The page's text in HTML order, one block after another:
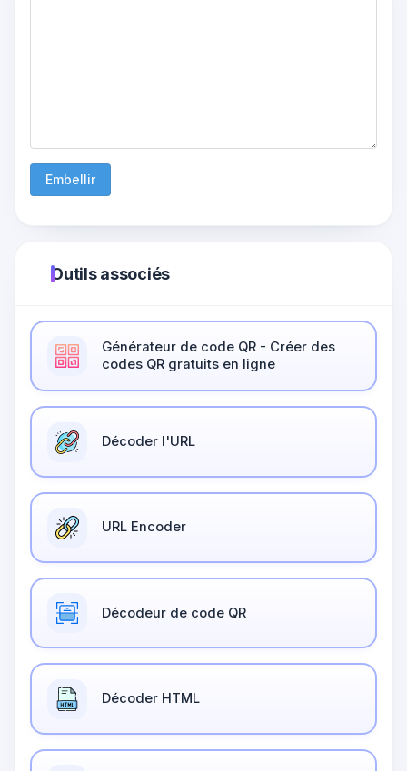
Embellir
Outils associés
Générateur de code QR - Créer des
codes QR gratuits en ligne
Décoder l'URL
URL Encoder
Décodeur de code QR
Décoder HTML